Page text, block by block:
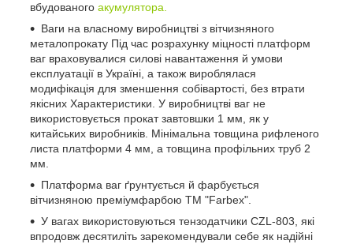
вбудованого акумулятора.
Ваги на власному виробництві з вітчизняного
металопрокату Під час розрахунку міцності платформ
ваг враховувалися силові навантаження й умови
експлуатації в Україні, а також вироблялася
модифікація для зменшення собівартості, без втрати
якісних Характеристики. У виробництві ваг не
використовується прокат завтовшки 1 мм, як у
китайських виробників. Мінімальна товщина рифленого
листа платформи 4 мм, а товщина профільних труб 2
мм.
Платформа ваг ґрунтується й фарбується
вітчизняною преміумфарбою ТМ "Farbex".
У вагах використовуються тензодатчики CZL-803, які
впродовж десятиліть зарекомендували себе як надійні